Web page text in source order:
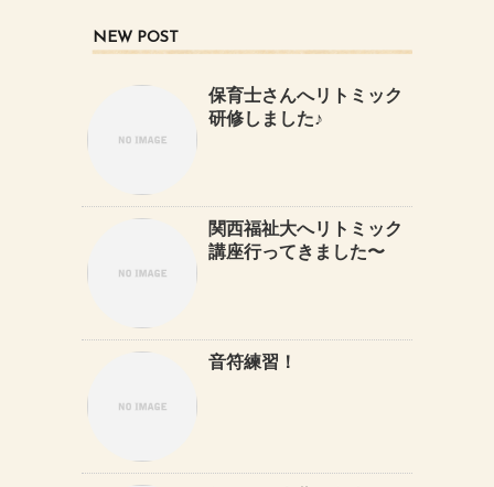
NEW POST
保育士さんへリトミック
研修しました♪
関西福祉大へリトミック
講座行ってきました〜
音符練習！